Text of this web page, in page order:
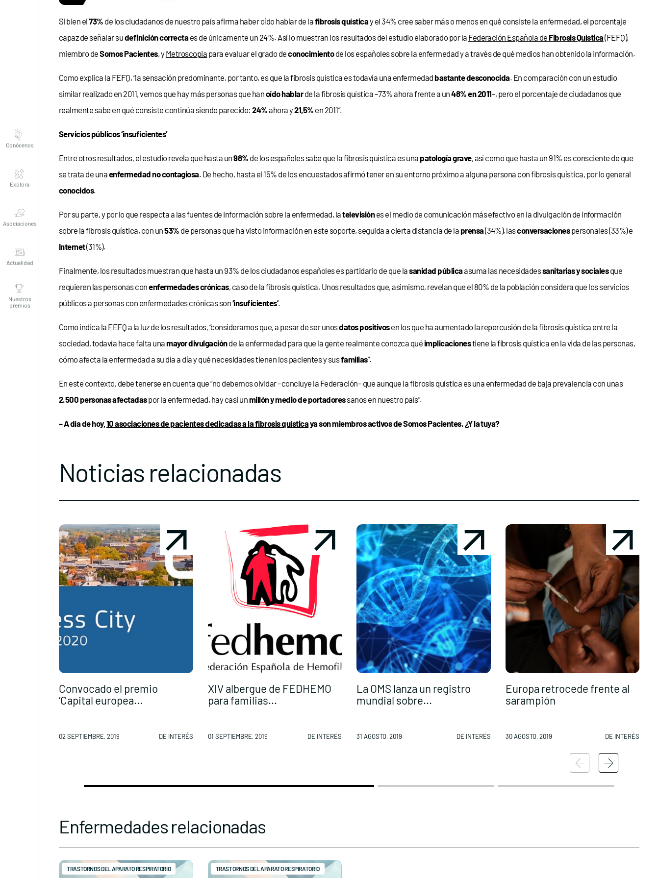
premios
Si bien el73% de los ciudadanos de nuestro país afirma haber oído hablar de lafibrosis quísticay el 34% cree saber más o menos en qué consiste la enfermedad, el porcentaje
capaz de señalar sudefinición correcta es de únicamente un 24%. Así lo muestran los resultados del estudio elaborado por la Federación Española de Fibrosis Quística(FEFQ),
miembro deSomos Pacientes, yMetroscopia para evaluar el grado deconocimientode los españoles sobre la enfermedad y a través de qué medios han obtenido la información.
Como explica la FEFQ, “la sensación predominante, por tanto, es que la fibrosis quística es todavía una enfermedadbastante desconocida. En comparación con un estudio
similar realizado en 2011, vemos que hay más personas que hanoído hablarde la fibrosis quística –73% ahora frente a un48% en 2011–, pero el porcentaje de ciudadanos que
realmente sabe en qué consiste continúa siendo parecido:24%ahora y21,5% en 2011”.
Servicios públicos ‘insuficientes’
Entre otros resultados, el estudio revela que hasta un98% de los españoles sabe que la fibrosis quística es una patología grave, así como que hasta un 91% es consciente de que
se trata de unaenfermedad no contagiosa. De hecho, hasta el 15% de los encuestados afirmó tener en su entorno próximo a alguna persona con fibrosis quística, por lo general
conocidos.
Por su parte, y por lo que respecta a las fuentes de información sobre la enfermedad, latelevisiónes el medio de comunicación más efectivo en la divulgación de información
sobre la fibrosis quística, con un53% de personas que ha visto información en este soporte, seguida a cierta distancia de la prensa(34%), lasconversacionespersonales (33%) e
Internet(31%).
Finalmente, los resultados muestran que hasta un 93% de los ciudadanos españoles es partidario de que lasanidad públicaasuma las necesidadessanitarias y socialesque
requieren las personas conenfermedades crónicas, caso de la fibrosis quística. Unos resultados que, asimismo, revelan que el 80% de la población considera que los servicios
públicos a personas con enfermedades crónicas son‘insuficientes’.
Como indica la FEFQ a la luz de los resultados, “consideramos que, a pesar de ser unosdatos positivosen los que ha aumentado la repercusión de la fibrosis quística entre la
sociedad, todavía hace falta unamayor divulgaciónde la enfermedad para que la gente realmente conozca qué implicacionestiene la fibrosis quística en la vida de las personas,
cómo afecta la enfermedad a su día a día y qué necesidades tienen los pacientes y susfamilias”.
En este contexto, debe tenerse en cuenta que “no debemos olvidar –concluye la Federación– que aunque la fibrosis quística es una enfermedad de baja prevalencia con unas
2.500 personas afectadaspor la enfermedad, hay casi unmillón y medio de portadoressanos en nuestro país”.
– A día de hoy, 10 asociaciones de pacientes dedicadas a la fibrosis quísticaya son miembros activos de Somos Pacientes. ¿Y la tuya?
Noticias relacionadas
Convocado el premio
‘Capital europea...
02 SEPTIEMBRE, 2019 DE INTERÉS
XIV albergue de FEDHEMO
para familias...
01 SEPTIEMBRE, 2019 DE INTERÉS
La OMS lanza un registro
mundial sobre...
31 AGOSTO, 2019 DE INTERÉS
Europa retrocede frente al
sarampión
30 AGOSTO, 2019 DE INTERÉS
Enfermedades relacionadas
TRASTORNOS DEL APARATO RESPIRATORIO TRASTORNOS DEL APARATO RESPIRATORIO